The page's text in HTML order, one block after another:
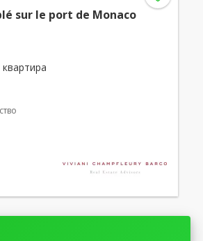
sur le port de Monaco